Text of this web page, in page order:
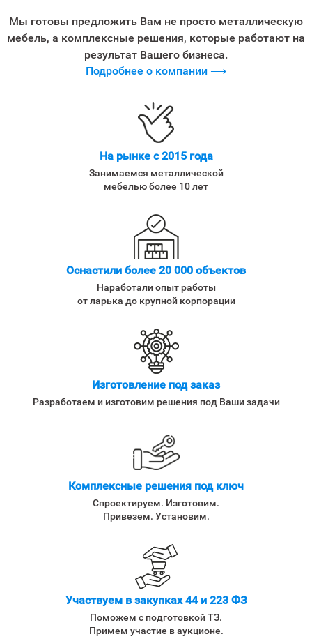
Мы готовы предложить Вам не просто металлическую
мебель, а комплексные решения, которые работают на
результат Вашего бизнеса.
Подробнее о компании ⟶
На рынке с 2015 года
Занимаемся металлической
мебелью более 10 лет
Оснастили более 20 000 объектов
Наработали опыт работы
от ларька до крупной корпорации
Изготовление под заказ
Разработаем и изготовим решения под Ваши задачи
Комплексные решения под ключ
Спроектируем. Изготовим.
Привезем. Установим.
Участвуем в закупках 44 и 223 ФЗ
Поможем с подготовкой ТЗ.
Примем участие в аукционе.